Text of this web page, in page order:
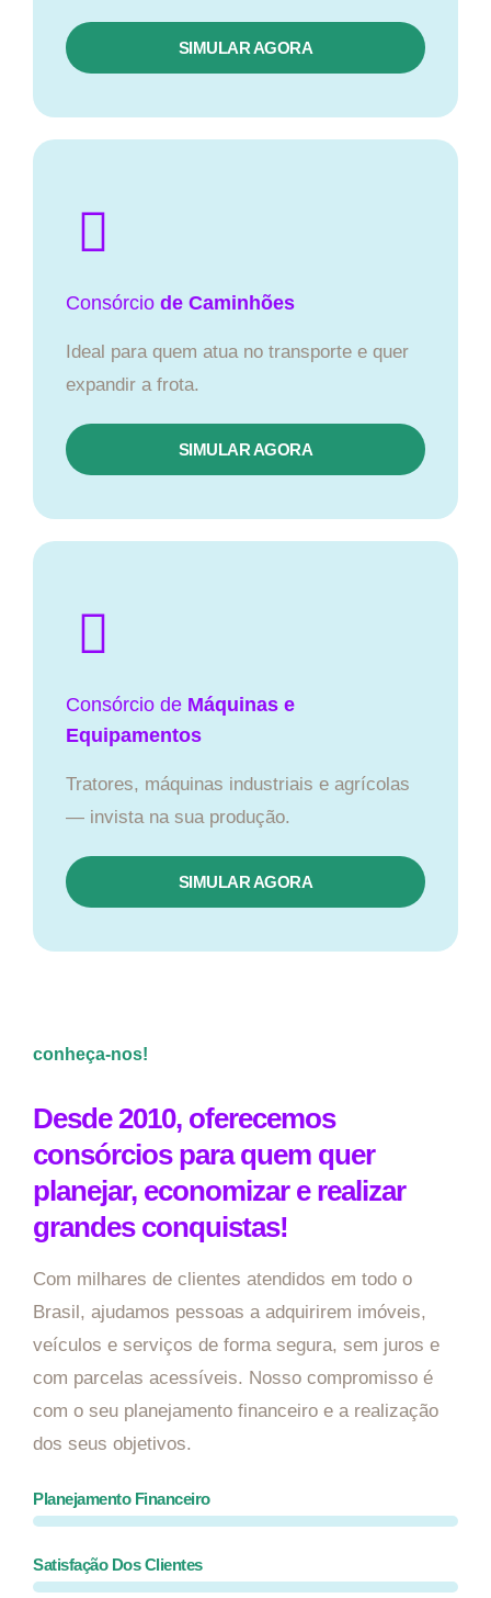
SIMULAR AGORA
Consórcio de Caminhões
Ideal para quem atua no transporte e quer
expandir a frota.
SIMULAR AGORA
Consórcio de Máquinas e
Equipamentos
Tratores, máquinas industriais e agrícolas
— invista na sua produção.
SIMULAR AGORA
conheça-nos!
Desde 2010, oferecemos
consórcios para quem quer
planejar, economizar e realizar
grandes conquistas!
Com milhares de clientes atendidos em todo o
Brasil, ajudamos pessoas a adquirirem imóveis,
veículos e serviços de forma segura, sem juros e
com parcelas acessíveis. Nosso compromisso é
com o seu planejamento financeiro e a realização
dos seus objetivos.
Planejamento Financeiro
Satisfação Dos Clientes